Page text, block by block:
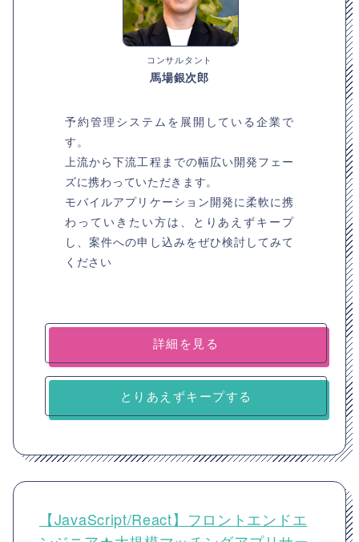
コンサルタント
馬場銀次郎
予約管理システムを展開している企業で
す。
上流から下流工程までの幅広い開発フェー
ズに携わっていただきます。
モバイルアプリケーション開発に柔軟に携
わっていきたい方は、とりあえずキープ
し、案件への申し込みをぜひ検討してみて
ください
詳細を見る
とりあえずキープする
【JavaScript/React】フロントエンドエ